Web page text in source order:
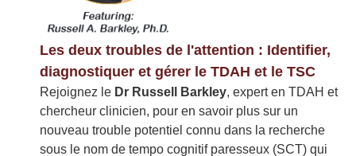
Les deux troubles de l'attention : Identifier,
diagnostiquer et gérer le TDAH et le TSC
Rejoignez le Dr Russell Barkley, expert en TDAH et
chercheur clinicien, pour en savoir plus sur un
nouveau trouble potentiel connu dans la recherche
sous le nom de tempo cognitif paresseux (SCT) qui